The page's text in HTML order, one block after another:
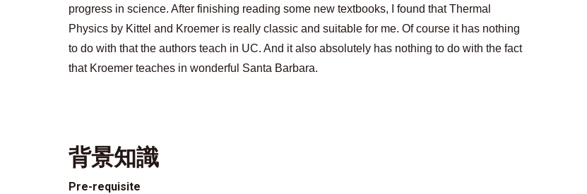
progress in science. After finishing reading some new textbooks, I found that Thermal
Physics by Kittel and Kroemer is really classic and suitable for me. Of course it has nothing
to do with that the authors teach in UC. And it also absolutely has nothing to do with the fact
that Kroemer teaches in wonderful Santa Barbara.
背景知識
Pre-requisite